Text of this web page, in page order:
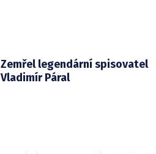
Zemřel legendární spisovatel
Vladimír Páral